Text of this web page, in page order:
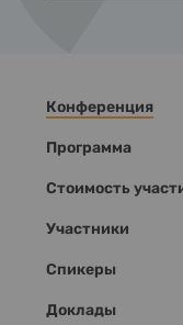
Конференция
Программа
Стоимость
Участники
Спикеры
Доклады